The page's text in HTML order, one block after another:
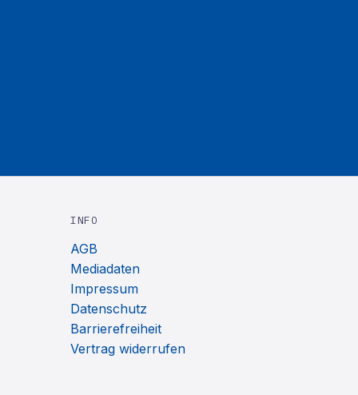
INFO
AGB
Mediadaten
Impressum
Datenschutz
Barrierefreiheit
Vertrag widerrufen